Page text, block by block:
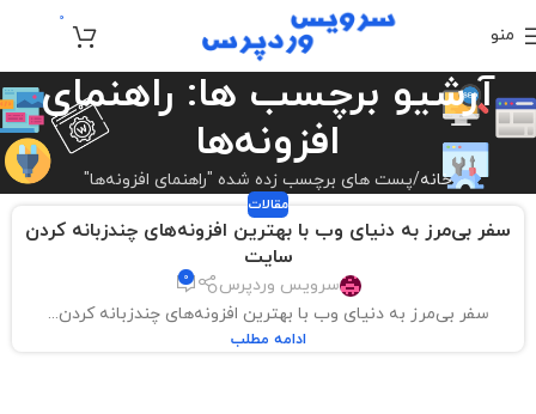
منو
0
آرشیو برچسب ها: راهنمای
افزونه‌ها
خانه پست های برچسب زده شده "راهنمای افزونه‌ها"
مقالات
سفر بی‌مرز به دنیای وب با بهترین افزونه‌های چندزبانه کردن
سایت
سرویس وردپرس 0
سفر بی‌مرز به دنیای وب با بهترین افزونه‌های چندزبانه کردن...
ادامه مطلب